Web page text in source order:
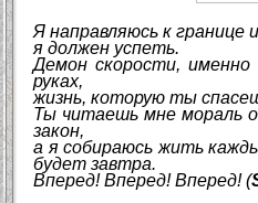
Я направляюсь к границе
я должен успеть.
Демон скорости,
руках,
жизнь, которую ты
Ты читаешь мне мораль
закон,
а я собираюсь жить
будет завтра.
Вперед! Вперед! Вперед! (